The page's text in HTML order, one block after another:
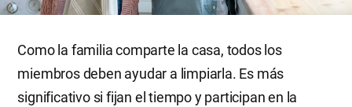
Como la familia comparte la casa, todos los
miembros deben ayudar a limpiarla. Es más
significativo si fijan el tiempo y participan en la